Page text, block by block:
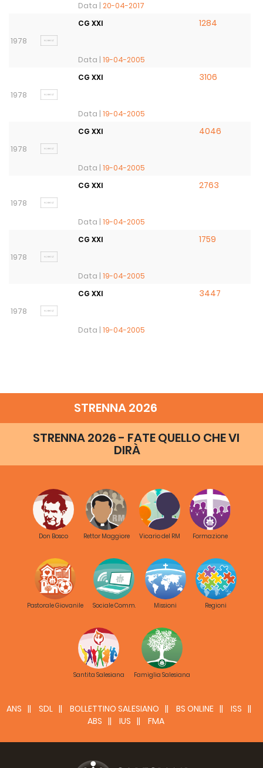
Data | 20-04-2017
1978
CG XXI
Data | 19-04-2005
1284
1978
CG XXI
Data | 19-04-2005
3106
1978
CG XXI
Data | 19-04-2005
4046
1978
CG XXI
Data | 19-04-2005
2763
1978
CG XXI
Data | 19-04-2005
1759
1978
CG XXI
Data | 19-04-2005
3447
STRENNA 2026
STRENNA 2026 - FATE QUELLO CHE VI
DIRÀ
Don Bosco Rettor Maggiore Vicario del RM Formazione
Pastorale Giovanile Sociale Comm. Missioni Regioni
Santita Salesiana Famiglia Salesiana
ANS SDL BOLLETTINO SALESIANO BS ONLINE
ISS
ABS
IUS FMA